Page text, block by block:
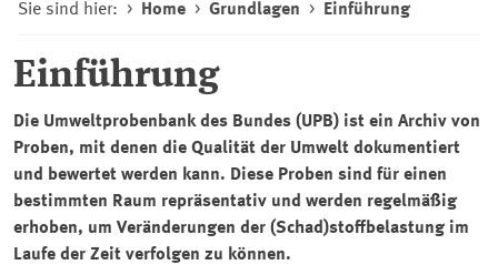
Sie sind hier: Home Grundlagen Einführung
Einführung
Die Umweltprobenbank des Bundes (UPB) ist ein Archiv von
Proben, mit denen die Qualität der Umwelt dokumentiert
und bewertet werden kann. Diese Proben sind für einen
bestimmten Raum repräsentativ und werden regelmäßig
erhoben, um Veränderungen der (Schad)stoffbelastung im
Laufe der Zeit verfolgen zu können.